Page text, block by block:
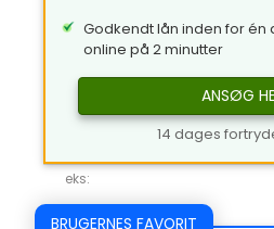
Godkendt lån inden for
online på 2 minutter
ANSØG
14 dages
eks:
BRUGERNES FAVORIT